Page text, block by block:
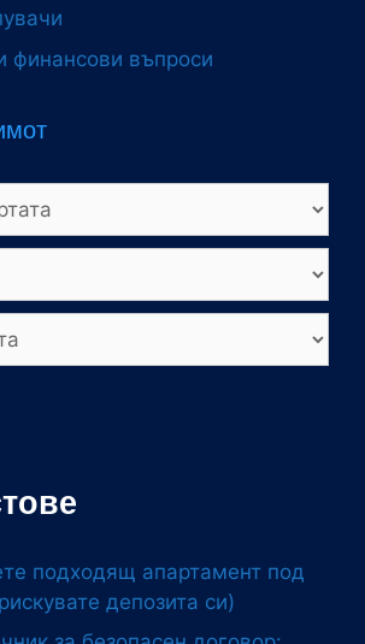
финансови въпроси
подходящ апартамент под
депозита си)